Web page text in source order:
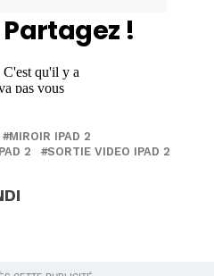
!
MIROIR IPAD 2
2
SORTIE VIDEO IPAD 2